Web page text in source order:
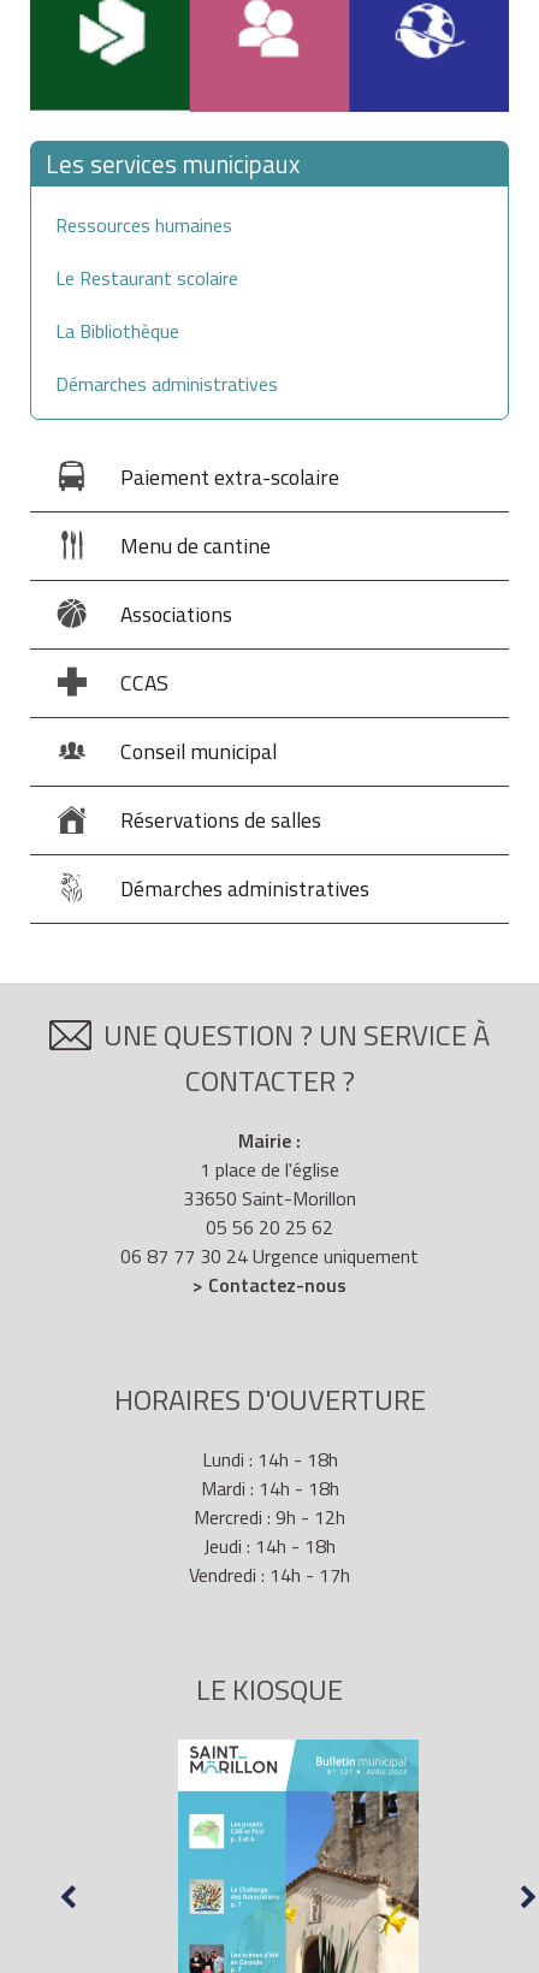
Les services municipaux
Ressources humaines
Le Restaurant scolaire
La Bibliothèque
Démarches administratives
Paiement extra-scolaire
Menu de cantine
Associations
CCAS
Conseil municipal
Réservations de salles
Démarches administratives
UNE QUESTION ? UN SERVICE À
CONTACTER ?
Mairie :
1 place de l'église
33650 Saint-Morillon
05 56 20 25 62
06 87 77 30 24 Urgence uniquement
> Contactez-nous
HORAIRES D'OUVERTURE
Lundi : 14h - 18h
Mardi : 14h - 18h
Mercredi : 9h - 12h
Jeudi : 14h - 18h
Vendredi : 14h - 17h
LE KIOSQUE